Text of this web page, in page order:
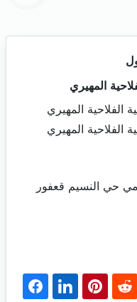
المهيري
الفلاحية المهيري
الفلاحية المهيري
حي النسيم قعفور